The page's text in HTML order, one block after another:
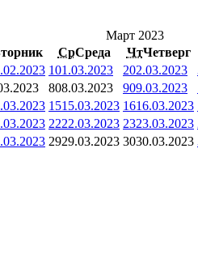
Март 2023
СрСреда ЧтЧетверг
101.03.2023 202.03.2023
808.03.2023 909.03.2023
1515.03.2023 1616.03.2023
2222.03.2023 2323.03.2023
2929.03.2023 3030.03.2023